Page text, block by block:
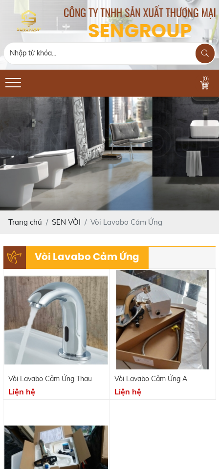
(0)
Trang chủ SEN VÒI Vòi Lavabo Cảm Ứng
Vòi Lavabo Cảm Ứng
Vòi Lavabo Cảm Ứng Thau
Liện hệ
Vòi Lavabo Cảm Ứng A
Liện hệ